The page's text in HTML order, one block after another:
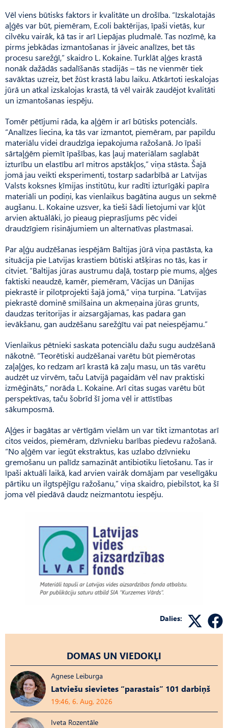
Vēl viens būtisks faktors ir kvalitāte un drošība. “Izskalotajās
aļģēs var būt, piemēram, E.coli baktērijas, īpaši vietās, kur
cilvēku vairāk, kā tas ir arī Liepājas pludmalē. Tas nozīmē, ka
pirms jebkādas izmantošanas ir jāveic analīzes, bet tās
procesu sarežģī,” skaidro L. Kokaine. Turklāt aļģes krastā
nonāk dažādās sadalīšanās stadijās – tās ne vienmēr tiek
savāktas uzreiz, bet žūst krastā labu laiku. Atkārtoti ieskalojas
jūrā un atkal izskalojas krastā, tā vēl vairāk zaudējot kvalitāti
un izmantošanas iespēju.
Tomēr pētījumi rāda, ka aļģēm ir arī būtisks potenciāls.
“Analīzes liecina, ka tās var izmantot, piemēram, par papildu
materiālu videi draudzīga iepakojuma ražošanā. Jo īpaši
sārtaļģēm piemīt īpašības, kas ļauj materiālam saglabāt
izturību un elastību arī mitros apstākļos,” viņa stāsta. Šajā
jomā jau veikti eksperimenti, tostarp sadarbībā ar Latvijas
Valsts koksnes ķīmijas institūtu, kur radīti izturīgāki papīra
materiāli un podiņi, kas vienlaikus bagātina augus un sekmē
augšanu. L. Kokaine uzsver, ka tieši šādi lietojumi var kļūt
arvien aktuālāki, jo pieaug pieprasījums pēc videi
draudzīgiem risinājumiem un alternatīvas plastmasai.
Par aļģu audzēšanas iespējām Baltijas jūrā viņa pastāsta, ka
situācija pie Latvijas krastiem būtiski atšķiras no tās, kas ir
citviet. “Baltijas jūras austrumu daļā, tostarp pie mums, aļģes
faktiski neaudzē, kamēr, piemēram, Vācijas un Dānijas
piekrastē ir pilotprojekti šajā jomā,” viņa turpina. “Latvijas
piekrastē dominē smilšaina un akmeņaina jūras grunts,
daudzas teritorijas ir aizsargājamas, kas padara gan
ievākšanu, gan audzēšanu sarežģītu vai pat neiespējamu.”
Vienlaikus pētnieki saskata potenciālu dažu sugu audzēšanā
nākotnē. “Teorētiski audzēšanai varētu būt piemērotas
zaļaļģes, ko redzam arī krastā kā zaļu masu, un tās varētu
audzēt uz virvēm, taču Latvijā pagaidām vēl nav praktiski
izmēģināts,” norāda L. Kokaine. Arī citas sugas varētu būt
perspektīvas, taču šobrīd šī joma vēl ir attīstības
sākumposmā.
Aļģes ir bagātas ar vērtīgām vielām un var tikt izmantotas arī
citos veidos, piemēram, dzīvnieku barības piedevu ražošanā.
“No aļģēm var iegūt ekstraktus, kas uzlabo dzīvnieku
gremošanu un palīdz samazināt antibiotiku lietošanu. Tas ir
īpaši aktuāli laikā, kad arvien vairāk domājam par veselīgāku
pārtiku un ilgtspējīgu ražošanu,” viņa skaidro, piebilstot, ka šī
joma vēl piedāvā daudz neizmantotu iespēju.
Dalies:
DOMAS UN VIEDOKĻI
Agnese Leiburga
Latviešu sievietes “parastais” 101 darbiņš
19:46, 6. Aug, 2026
Iveta Rozentāle